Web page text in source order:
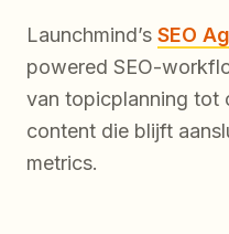
Launchmind’s SEO
powered SEO-
van topicplanning
content die blijft
metrics.